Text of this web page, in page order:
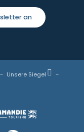
an
Unsere Siegel